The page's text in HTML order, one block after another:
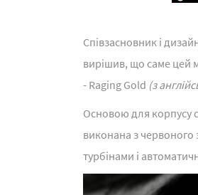
Співзасновник і
вирішив, що саме цей
- Raging Gold (з
Основою для корпусу
виконана з червоного
турбінами і